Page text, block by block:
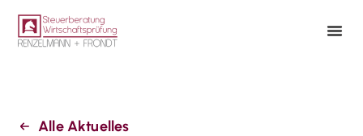
Alle Aktuelles